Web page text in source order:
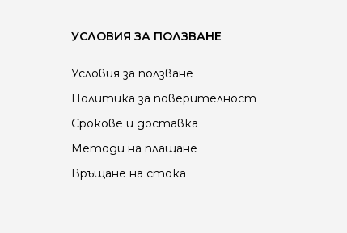
УСЛОВИЯ ЗА ПОЛЗВАНЕ
Условия за ползване
Политика за поверителност
Срокове и доставка
Методи на плащане
Връщане на стока